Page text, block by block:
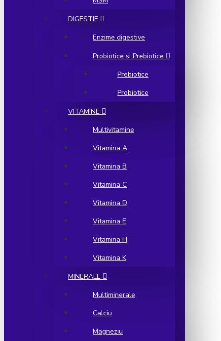
DIGESTIE
Enzime digestive
Probiotice si Prebiotice
Prebiotice
Probiotice
VITAMINE
Multivitamine
Vitamina A
Vitamina B
Vitamina C
Vitamina D
Vitamina E
Vitamina H
Vitamina K
MINERALE
Multiminerale
Calciu
Magneziu